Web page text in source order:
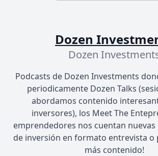
Dozen
Dozen
Podcasts de Dozen Investments
periodicamente Dozen Talks
abordamos contenido
inversores), los Meet The
emprendedores nos cuentan
de inversión en formato entrevista o
más contenido!